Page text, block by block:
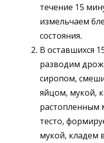
течение 15
измельчаем
состояния.
В оставшихся
разводим
сиропом,
яйцом, мукой,
растопленным
тесто,
мукой, кладем